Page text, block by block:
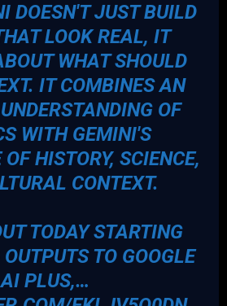
DOESN'T JUST BUILD
LOOK REAL, IT
WHAT SHOULD
IT COMBINES AN
OF
WITH GEMINI'S
HISTORY, SCIENCE,
CONTEXT.
TODAY STARTING
TO GOOGLE
AI PLUS,…